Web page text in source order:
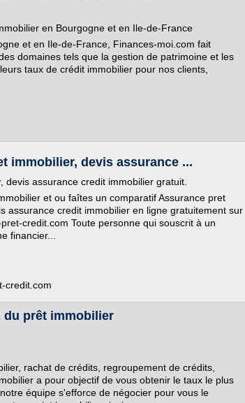
en Bourgogne et en Ile-de-France
et en Ile-de-France, Finances-moi.com fait
domaines tels que la gestion de patrimoine et les
taux de crédit immobilier pour nos clients,
immobilier, devis assurance ...
assurance credit immobilier gratuit.
et ou faîtes un comparatif Assurance pret
assurance credit immobilier en ligne gratuitement sur
credit.com Toute personne qui souscrit à un
financier...
credit.com
du prêt immobilier
rachat de crédits, regroupement de crédits,
a pour objectif de vous obtenir le taux le plus
équipe s'efforce de négocier pour vous le